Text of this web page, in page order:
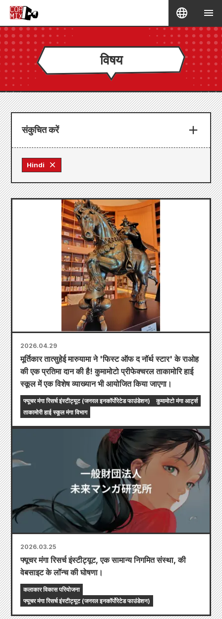
विषय
संकुचित करें
Hindi
2026.04.29
मूर्तिकार तात्सुहेई मारुयामा ने 'फिस्ट ऑफ द नॉर्थ स्टार' के राओह
की एक प्रतिमा दान की है! कुमामोटो प्रीफेक्चरल ताकामोरि हाई
स्कूल में एक विशेष व्याख्यान भी आयोजित किया जाएगा।
फ्यूचर मंगा रिसर्च इंस्टीट्यूट (जनरल इनकॉर्पोरेटेड फाउंडेशन)
कुमामोटो मंगा आर्ट्स
ताकामोरी हाई स्कूल मंगा विभाग
2026.03.25
फ्यूचर मंगा रिसर्च इंस्टीट्यूट, एक सामान्य निगमित संस्था, की
वेबसाइट के लॉन्च की घोषणा।
कलाकार विकास परियोजना
फ्यूचर मंगा रिसर्च इंस्टीट्यूट (जनरल इनकॉर्पोरेटेड फाउंडेशन)